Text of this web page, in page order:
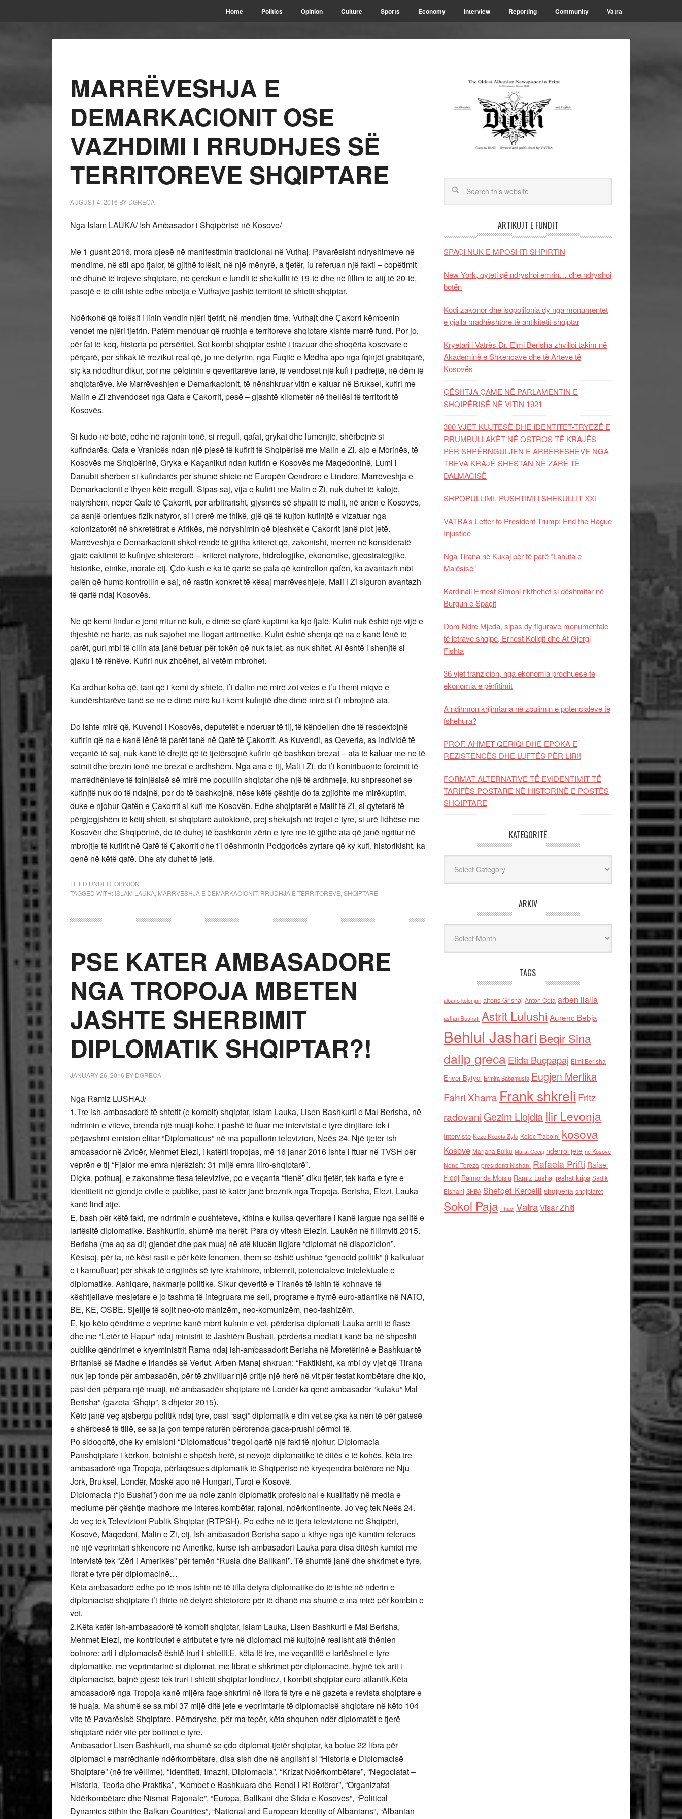
Home Politics Opinion Culture Sports Economy Interview Reporting Community Vatra
MARRËVESHJA E
DEMARKACIONIT OSE
VAZHDIMI I RRUDHJES SË
TERRITOREVE SHQIPTARE
AUGUST 4, 2016 BY DGRECA
Nga Islam LAUKA/ Ish Ambasador i Shqipërisë në Kosove/
Me 1 gusht 2016, mora pjesë në manifestimin tradicional në Vuthaj. Pavarësisht ndryshimeve në
mendime, në stil apo fjalor, të gjithë folësit, në një mënyrë, a tjetër, iu referuan një fakti – copëtimit
më dhunë të trojeve shqiptare, në çerekun e fundit të shekullit të 19-të dhe në fillim të atij të 20-të,
pasojë e të cilit ishte edhe mbetja e Vuthajve jashtë territorit të shtetit shqiptar.
Ndërkohë që folësit i linin vendin njëri tjetrit, në mendjen time, Vuthajt dhe Ҫakorri këmbenin
vendet me njëri tjetrin. Patëm menduar që rrudhja e territoreve shqiptare kishte marrë fund. Por jo,
për fat të keq, historia po përsëritet. Sot kombi shqiptar është i trazuar dhe shoqëria kosovare e
përçarë, per shkak të rrezikut real që, jo me detyrim, nga Fuqitë e Mëdha apo nga fqinjët grabitqarë,
siç ka ndodhur dikur, por me pëlqimin e qeveritarëve tanë, të vendoset një kufi i padrejtë, në dëm të
shqiptarëve. Me Marrëveshjen e Demarkacionit, të nënshkruar vitin e kaluar në Bruksel, kufiri me
Malin e Zi zhvendoset nga Qafa e Ҫakorrit, pesë – gjashtë kilometër në thellësi të territorit të
Kosovës.
Si kudo në botë, edhe në rajonin tonë, si rregull, qafat, grykat dhe lumenjtë, shërbejnë si
kufindarës. Qafa e Vranicës ndan një pjesë të kufirit të Shqipërisë me Malin e Zi, ajo e Morinës, të
Kosovës me Shqipërinë, Gryka e Kaçanikut ndan kufirin e Kosovës me Maqedoninë, Lumi i
Danubit shërben si kufindarës për shumë shtete në Europën Qendrore e Lindore. Marrëveshja e
Demarkacionit e thyen këtë rregull. Sipas saj, vija e kufirit me Malin e Zi, nuk duhet të kalojë,
natyrshëm, nëpër Qafë të Ҫakorrit, por arbitrarisht, gjysmës së shpatit të malit, në anën e Kosovës,
pa asnjë orientues fizik natyror, si i prerë me thikë, gjë që të kujton kufinjtë e vizatuar nga
kolonizatorët në shkretëtirat e Afrikës, më ndryshimin që bjeshkët e Ҫakorrit janë plot jetë.
Marrëveshja e Demarkacionit shkel rëndë të gjitha kriteret që, zakonisht, merren në konsideratë
gjatë caktimit të kufinjve shtetërorë – kriteret natyrore, hidrologjike, ekonomike, gjeostrategjike,
historike, etnike, morale etj. Ҫdo kush e ka të qartë se pala që kontrollon qafën, ka avantazh mbi
palën që humb kontrollin e saj, në rastin konkret të kësaj marrëveshjeje, Mali i Zi siguron avantazh
të qartë ndaj Kosovës.
Ne që kemi lindur e jemi rritur në kufi, e dimë se çfarë kuptimi ka kjo fjalë. Kufiri nuk është një vijë e
thjeshtë në hartë, as nuk sajohet me llogari aritmetike. Kufiri është shenja që na e kanë lënë të
parët, guri mbi të cilin ata janë betuar për tokën që nuk falet, as nuk shitet. Ai është i shenjtë si
gjaku i të rënëve. Kufiri nuk zhbëhet, ai vetëm mbrohet.
Ka ardhur koha që, tani që i kemi dy shtete, t’i dalim më mirë zot vetes e t’u themi miqve e
kundërshtarëve tanë se ne e dimë mirë ku i kemi kufinjtë dhe dimë mirë si t’i mbrojmë ata.
Do ishte mirë që, Kuvendi i Kosovës, deputetët e nderuar të tij, të këndellen dhe të respektojnë
kufirin që na e kanë lënë të parët tanë në Qafë të Ҫakorrit. As Kuvendi, as Qeveria, as individë të
veçantë të saj, nuk kanë të drejtë që të tjetërsojnë kufirin që bashkon brezat – ata të kaluar me ne të
sotmit dhe brezin tonë me brezat e ardhshëm. Nga ana e tij, Mali i Zi, do t’i kontribuonte forcimit të
marrëdhënieve të fqinjësisë së mirë me popullin shqiptar dhe një të ardhmeje, ku shpresohet se
kufinjtë nuk do të ndajnë, por do të bashkojnë, nëse këtë çështje do ta zgjidhte me mirëkuptim,
duke e njohur Qafën e Ҫakorrit si kufi me Kosovën. Edhe shqiptarët e Malit të Zi, si qytetarë të
përgjegjshëm të këtij shteti, si shqiptarë autoktonë, prej shekujsh në trojet e tyre, si urë lidhëse me
Kosovën dhe Shqipërinë, do të duhej të bashkonin zërin e tyre me të gjithë ata që janë ngritur në
mbrojtje të kufirit në Qafë të Ҫakorrit dhe t’i dëshmonin Podgoricës zyrtare që ky kufi, historikisht, ka
qenë në këtë qafë. Dhe aty duhet të jetë.
FILED UNDER:OPINION
TAGGED WITH: ISLAM LAUKA MARRVESHJA E DEMARKACIONIT, RRUDHJA E TERRITOREVE SHQIPTARE
PSE KATER AMBASADORE
NGA TROPOJA MBETEN
JASHTE SHERBIMIT
DIPLOMATIK SHQIPTAR?!
JANUARY 26, 2016 BY DGRECA
Nga Ramiz LUSHAJ/
1.Tre ish-ambasadorë të shtetit (e kombit) shqiptar, Islam Lauka, Lisen Bashkurti e Mal Berisha, në
ndrrimin e viteve, brenda një muaji kohe, i pashë të ftuar me intervistat e tyre dinjitare tek i
përjavshmi emision elitar “Diplomaticus” në ma popullorin televizion, Neës 24. Një tjetër ish
ambasador në Zvicër, Mehmet Elezi, i katërti tropojas, më 16 janar 2016 ishte i ftuar në TVSH për
veprën e tij “Fjalor me emra njerëzish: 31 mijë emra iliro-shqiptarë”.
Diçka, pothuaj, e zakonshme ftesa televizive, po e veçanta “flenë” diku tjetër, tek karta e tyre e
identitetit në gjendje civile e publike, pasi të katër janë breznik nga Tropoja. Berisha, Elezi, Lauka
kanë lind atje.
E, bash për këtë fakt, me ndrrimin e pushteteve, kthina e kulisa qeveritare i kanë largue nga selitë e
lartësitë diplomatike. Bashkurtin, shumë ma herët. Para dy vitesh Elezin. Laukën në fillimviti 2015.
Berisha (me aq sa di) gjendet dhe pak muaj në atë klucën ligjore “diplomat në dispozicion”.
Kësisoj, për ta, në kësi rasti e për këtë fenomen, them se është ushtrue “genocid politik” (i kalkuluar
e i kamufluar) për shkak të origjinës së tyre krahinore, mbiemrit, potencialeve intelektuale e
diplomatike. Ashiqare, hakmarje politike. Sikur qeveritë e Tiranës të ishin të kohnave të
kështjellave mesjetare e jo tashma të integruara me seli, programe e frymë euro-atlantike në NATO,
BE, KE, OSBE. Sjellje të sojit neo-otomanizëm, neo-komunizëm, neo-fashizëm.
E, kjo-këto qëndrime e veprime kanë mbrri kulmin e vet, përderisa diplomati Lauka arriti të flasë
dhe me “Letër të Hapur” ndaj ministrit të Jashtëm Bushati, përderisa mediat i kanë ba në shpeshti
publike qëndrimet e kryeministrit Rama ndaj ish-ambasadorit Berisha në Mbretërinë e Bashkuar të
Britanisë së Madhe e Irlandës së Veriut. Arben Manaj shkruan: “Faktikisht, ka mbi dy vjet që Tirana
nuk jep fonde për ambasadën, për të zhvilluar një pritje një herë në vit për festat kombëtare dhe kjo,
pasi deri përpara një muaji, në ambasadën shqiptare në Londër ka qenë ambasador “kulaku” Mal
Berisha” (gazeta “Shqip”, 3 dhjetor 2015).
Këto janë veç ajsbergu politik ndaj tyre, pasi “saçi” diplomatik e din vet se çka ka nën të për gatesë
e shërbesë të tillë, se sa ja çon temperaturën përbrenda gaca-prushi përmbi të.
Po sidoqoftë, dhe ky emisioni “Diplomaticus” tregoi qartë një fakt të njohur: Diplomacia
Panshqiptare i kërkon, botnisht e shpësh herë, si nevojë diplomatike të ditës e të kohës, këta tre
ambasadorë nga Tropoja, përfaqësues diplomatik të Shqipërisë në kryeqendra botërore në Nju
Jork, Bruksel, Londër, Moskë apo në Hungari, Turqi e Kosovë.
Diplomacia (“jo Bushat”) don me ua ndie zanin diplomatik profesional e kualitativ në media e
mediume për çështje madhore me interes kombëtar, rajonal, ndërkontinente. Jo veç tek Neës 24.
Jo veç tek Televizioni Publik Shqiptar (RTPSH). Po edhe në të tjera televizione në Shqipëri,
Kosovë, Maqedoni, Malin e Zi, etj. Ish-ambasadori Berisha sapo u kthye nga një kumtim referues
në një veprimtari shkencore në Amerikë, kurse ish-ambasadori Lauka para disa ditësh kumtoi me
intervistë tek “Zëri i Amerikës” për temën “Rusia dhe Ballkani”. Të shumtë janë dhe shkrimet e tyre,
librat e tyre për diplomacinë…
Këta ambasadorë edhe po të mos ishin në të tilla detyra diplomatike do të ishte në nderin e
diplomacisë shqiptare t’i thirte në detyrë shtetorore për të dhanë ma shumë e ma mirë për kombin e
vet.
2.Këta katër ish-ambasadorë të kombit shqiptar, Islam Lauka, Lisen Bashkurti e Mal Berisha,
Mehmet Elezi, me kontributet e atributet e tyre në diplomaci më kujtojnë realisht atë thënien
botnore: arti i diplomacisë është truri i shtetit.E, këta të tre, me veçantitë e lartësimet e tyre
diplomatike, me veprimtarinë si diplomat, me librat e shkrimet për diplomacinë, hyjnë tek arti i
diplomacisë, bajnë pjesë tek truri i shtetit shqiptar londinez, i kombit shqiptar euro-atlantik.Këta
ambasadorë nga Tropoja kanë mijëra faqe shkrimi në libra të tyre e në gazeta e revista shqiptare e
të huaja. Ma shumë se sa mbi 37 mijë ditë jete e veprimtarie të diplomacisë shqiptare në këto 104
vite të Pavarësisë Shqiptare. Përndryshe, për ma tepër, këta shquhen ndër diplomatët e tjerë
shqiptarë ndër vite për botimet e tyre.
Ambasador Lisen Bashkurti, ma shumë se çdo diplomat tjetër shqiptar, ka botue 22 libra për
diplomaci e marrëdhanie ndërkombëtare, disa sish dhe në anglisht si “Historia e Diplomacisë
Shqiptare” (në tre vëllime), “Identiteti, Imazhi, Diplomacia”, “Krizat Ndërkombëtare”, “Negociatat –
Historia, Teoria dhe Praktika”, “Kombet e Bashkuara dhe Rendi i Ri Botëror”, “Organizatat
Ndërkombëtare dhe Nismat Rajonale”, “Europa, Ballkani dhe Sfida e Kosovës”, “Political
Dynamics ëithin the Balkan Countries”, “National and European Identity of Albanians”, “Albanian
ARTIKUJT E FUNDIT
SPAÇI NUK E MPOSHTI SHPIRTIN
New York, qyteti që ndryshoi emrin… dhe ndryshoi
botën
Kodi zakonor dhe isopolifonia dy nga monumentet
e gjalla madhështore të antikitetit shqiptar
Kryetari i Vatrës Dr. Elmi Berisha zhvilloi takim në
Akademinë e Shkencave dhe të Arteve të
Kosovës
ÇËSHTJA ÇAME NË PARLAMENTIN E
SHQIPËRISË NË VITIN 1921
300 VJET KUJTESË DHE IDENTITET-TRYEZË E
RRUMBULLAKËT NË OSTROS TË KRAJËS
PËR SHPËRNGULJEN E ARBËRESHËVE NGA
TREVA KRAJË-SHESTAN NË ZARË TË
DALMACISË
SHPOPULLIMI, PUSHTIMI I SHEKULLIT XXI
VATRA’s Letter to President Trump: End the Hague
Injustice
Nga Tirana në Kukaj për të parë “Lahuta e
Malësisë”
Kardinali Ernest Simoni rikthehet si dëshmitar në
Burgun e Spaçit
Dom Ndre Mjeda, sipas dy figurave monumentale
të letrave shqipe, Ernest Koliqit dhe At Gjergj
Fishta
36 vjet tranzicion, nga ekonomia prodhuese te
ekonomia e përfitimit
A ndihmon krijimtaria në zbulimin e potencialeve të
fshehura?
PROF. AHMET QERIQI DHE EPOKA E
REZISTENCЁS DHE LUFTЁS PЁR LIRI!
FORMAT ALTERNATIVE TË EVIDENTIMIT TË
TARIFËS POSTARE NË HISTORINË E POSTËS
SHQIPTARE
KATEGORITË
ARKIV
TAGS
albano kolonjari alfons Grishaj Anton Cefa arben llalla
asllan Bushati Astrit Lulushi Aurenc Bebja
Behlul Jashari Beqir Sina
dalip grecaElida Buçpapaj Elmi Berisha
Enver Bytyci Ermira Babamusta Eugjen Merlika
Fahri Xharra Frank shkreli Fritz
radovaniGezim Llojdia Ilir Levonja
Interviste Keze Kozeta Zylo Kolec Traboini kosova
Kosove Marjana Bulku Murat Gecaj nderroi jete ne Kosove
Nene Tereza presidenti Nishani Rafaela Prifti Rafael
Floqi Raimonda Moisiu Ramiz Lushaj reshat kripa Sadik
Elshani SHBA Shefqet Kercelli shqiperia shqiptaret
Sokol Paja Thaci VatraVisar Zhiti